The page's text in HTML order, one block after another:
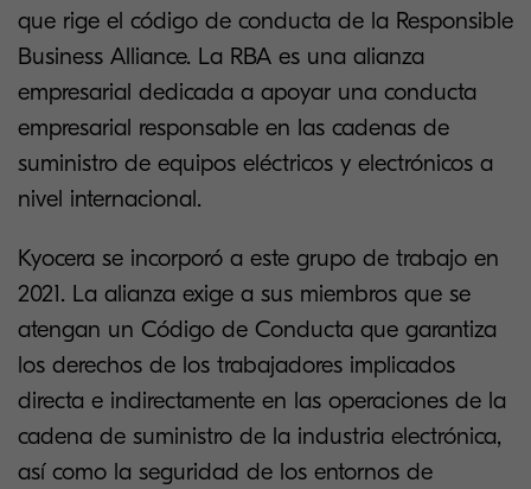
que rige el código de conducta de la Responsible
Business Alliance. La RBA es una alianza
empresarial dedicada a apoyar una conducta
empresarial responsable en las cadenas de
suministro de equipos eléctricos y electrónicos a
nivel internacional.
Kyocera se incorporó a este grupo de trabajo en
2021. La alianza exige a sus miembros que se
atengan un Código de Conducta que garantiza
los derechos de los trabajadores implicados
directa e indirectamente en las operaciones de la
cadena de suministro de la industria electrónica,
así como la seguridad de los entornos de